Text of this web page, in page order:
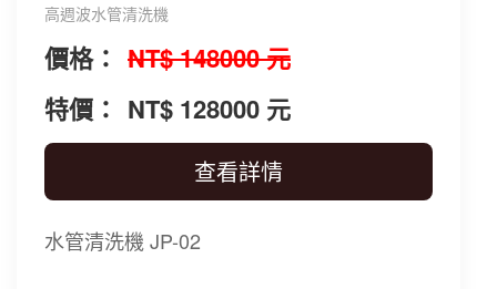
高週波水管清洗機
價格： NT$ 148000 元
特價： NT$ 128000 元
查看詳情
水管清洗機 JP-02